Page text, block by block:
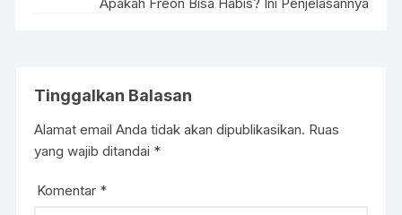
Tinggalkan Balasan
Alamat email Anda tidak akan dipublikasikan. Ruas
yang wajib ditandai *
Komentar *